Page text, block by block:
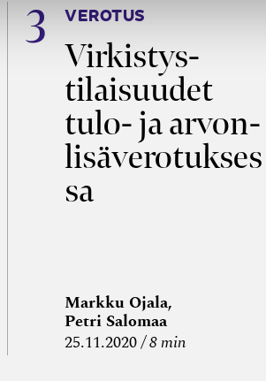
VEROTUS
Virkistys­
tilaisuudet
tulo- ja arvon­
lisäverotukses
sa
Markku Ojala,
Petri Salomaa
25.11.2020 8 min